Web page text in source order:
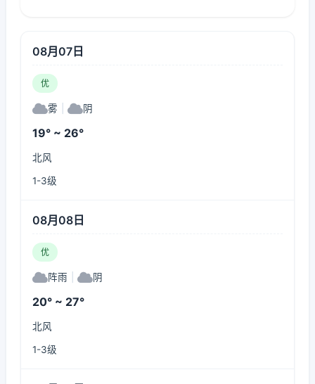
08月07日
优
雾 阴
19° ~ 26°
北风
1-3级
08月08日
优
阵雨 阴
20° ~ 27°
北风
1-3级